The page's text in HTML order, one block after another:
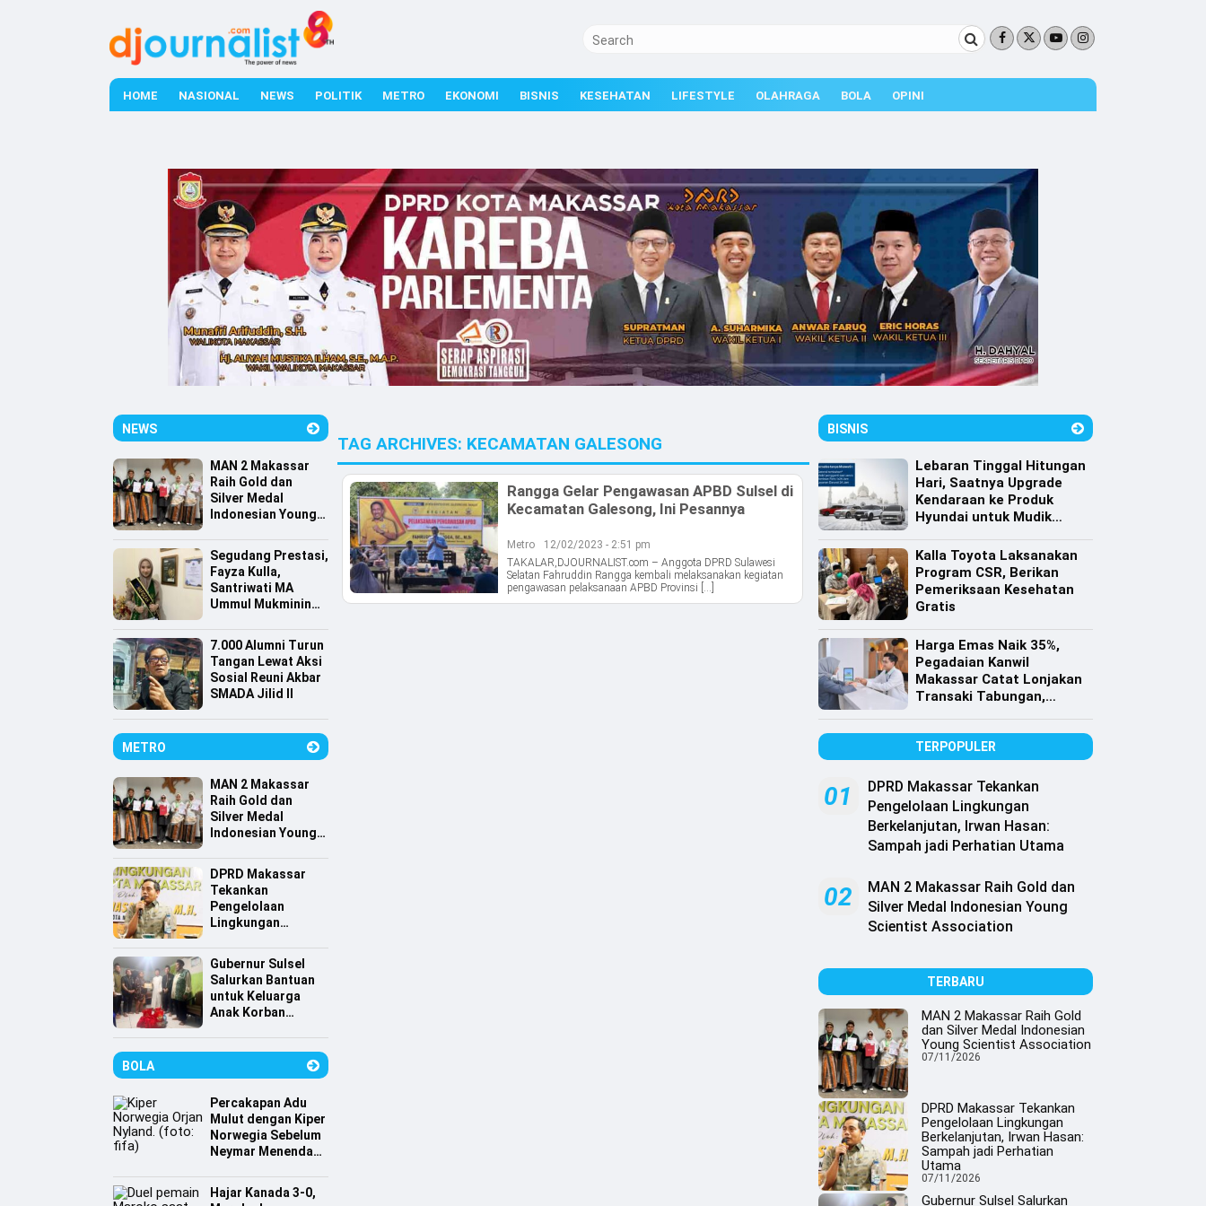
HOME NASIONAL NEWS POLITIK METRO EKONOMI BISNIS KESEHATAN LIFESTYLE OLAHRAGA BOLA OPINI
NEWS
MAN 2 Makassar
Raih Gold dan
Silver Medal
Indonesian Young
Segudang Prestasi,
Fayza Kulla,
Santriwati MA
Ummul Mukminin
Indonesia
7.000 Alumni Turun
Tangan Lewat Aksi
Sosial Reuni Akbar
SMADA Jilid II
METRO
MAN 2 Makassar
Raih Gold dan
Silver Medal
Indonesian Young
DPRD Makassar
Tekankan
Pengelolaan
Lingkungan
Sampah jadi
Perhatian Utama
Gubernur Sulsel
Salurkan Bantuan
untuk Keluarga
Anak Korban
BOLA
Percakapan Adu
Mulut dengan Kiper
Norwegia Sebelum
Neymar Menendang
Hajar Kanada 3-0,
TAG ARCHIVES: KECAMATAN GALESONG
Rangga Gelar Pengawasan APBD Sulsel di
Kecamatan Galesong, Ini Pesannya
Metro
12/02/2023 - 2:51 pm
TAKALAR,DJOURNALIST.com – Anggota DPRD Sulawesi
Selatan Fahruddin Rangga kembali melaksanakan kegiatan
pengawasan pelaksanaan APBD Provinsi […]
BISNIS
Lebaran Tinggal Hitungan
Hari, Saatnya Upgrade
Kendaraan ke Produk
Hyundai untuk Mudik
Kalla Toyota Laksanakan
Program CSR, Berikan
Pemeriksaan Kesehatan
Gratis
Harga Emas Naik 35%,
Pegadaian Kanwil
Makassar Catat Lonjakan
Transaki Tabungan,
TERPOPULER
01
DPRD Makassar Tekankan
Pengelolaan Lingkungan
Berkelanjutan, Irwan Hasan:
Sampah jadi Perhatian Utama
02
MAN 2 Makassar Raih Gold dan
Silver Medal Indonesian Young
Scientist Association
TERBARU
MAN 2 Makassar Raih Gold
dan Silver Medal Indonesian
Young Scientist Association
07/11/2026
DPRD Makassar Tekankan
Pengelolaan Lingkungan
Berkelanjutan, Irwan Hasan:
Sampah jadi Perhatian
Utama
07/11/2026
Gubernur Sulsel Salurkan